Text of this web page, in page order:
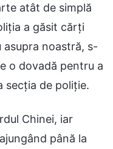
atât de simplă
a găsit cărți
asupra noastră, s-
o dovadă pentru a
secția de poliție.
Chinei, iar
până la